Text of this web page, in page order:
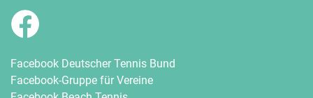
Facebook Deutscher Tennis Bund
Facebook-Gruppe für Vereine